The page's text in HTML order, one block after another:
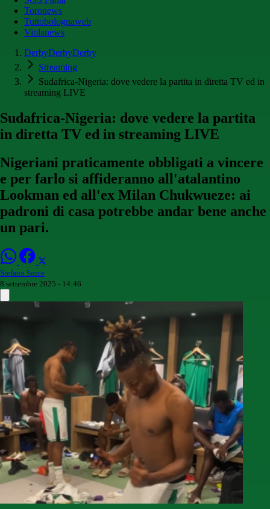
Toronews
Tuttobolognaweb
Violanews
DerbyDerbyDerby
Streaming
Sudafrica-Nigeria: dove vedere la partita in diretta TV ed in
streaming LIVE
Sudafrica-Nigeria: dove vedere la partita
in diretta TV ed in streaming LIVE
Nigeriani praticamente obbligati a vincere
e per farlo si affideranno all'atalantino
Lookman ed all'ex Milan Chukwueze: ai
padroni di casa potrebbe andar bene anche
un pari.
Stefano Sorce
8 settembre 2025 - 14:46